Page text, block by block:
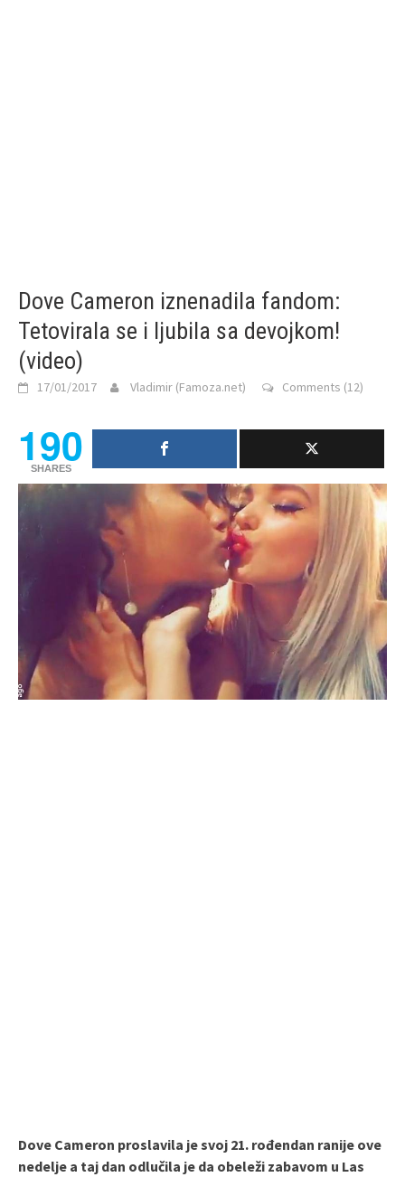
Dove Cameron iznenadila fandom:
Tetovirala se i ljubila sa devojkom!
(video)
17/01/2017 Vladimir (Famoza.net) Comments (12)
190
SHARES
Dove Cameron proslavila je svoj 21. rođendan ranije ove
nedelje a taj dan odlučila je da obeleži zabavom u Las